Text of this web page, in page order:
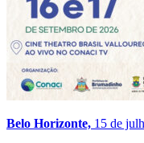
Belo Horizonte, 15 de